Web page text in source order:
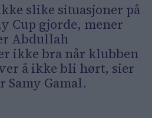
slike situasjoner på
Cup gjorde, mener
Abdullah
ikke bra når klubben
å ikke bli hørt, sier
Samy Gamal.